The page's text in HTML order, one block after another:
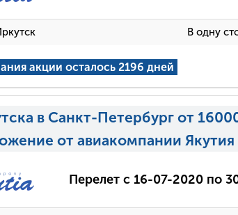
В одну
акции осталось 2196 дней
в Санкт-Петербург от
от авиакомпании Якутия
Перелет с 16-07-2020 по